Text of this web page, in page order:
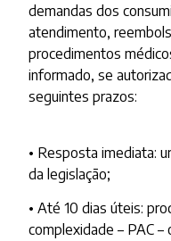
demandas dos
atendimento,
procedimentos
informado, se
seguintes prazos:
• Resposta imediata:
da legislação;
• Até 10 dias úteis:
complexidade – PAC